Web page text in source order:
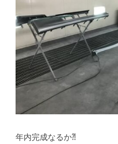
年内完成なるか⁈